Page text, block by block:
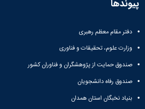
پیوندها
دفتر مقام معظم رهبری
وزارت علوم، تحقیقات و فناوری
صندوق حمایت از پژوهشگران و فناوران کشور
صندوق رفاه دانشجویان
بنیاد نخبگان استان همدان